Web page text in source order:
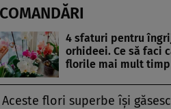
4 sfaturi pentru
orhideei. Ce să faci
florile mai mult timp
Aceste flori superbe își